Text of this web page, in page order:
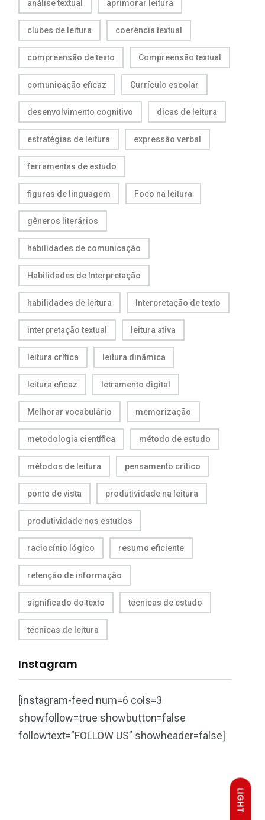
LIGHT
análise textual aprimorar leitura
clubes de leitura coerência textual
compreensão de texto Compreensão textual
comunicação eficaz Currículo escolar
desenvolvimento cognitivo dicas de leitura
estratégias de leitura expressão verbal
ferramentas de estudo
figuras de linguagem Foco na leitura
gêneros literários
habilidades de comunicação
Habilidades de Interpretação
habilidades de leitura Interpretação de texto
interpretação textual leitura ativa
leitura crítica leitura dinâmica
leitura eficaz letramento digital
Melhorar vocabulário memorização
metodologia científica método de estudo
métodos de leitura pensamento crítico
ponto de vista produtividade na leitura
produtividade nos estudos
raciocínio lógico resumo eficiente
retenção de informação
significado do texto técnicas de estudo
técnicas de leitura
Instagram
[instagram-feed num=6 cols=3
showfollow=true showbutton=false
followtext=”FOLLOW US” showheader=false]